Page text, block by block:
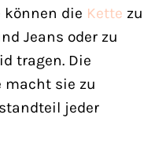
können die Kette zu
Jeans oder zu
tragen. Die
macht sie zu
jeder